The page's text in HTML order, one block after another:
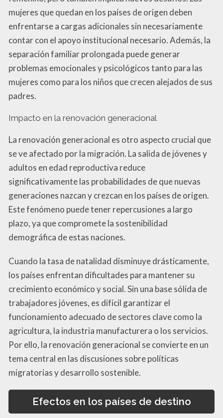
mujeres que quedan en los países de origen deben
enfrentarse a cargas adicionales sin necesariamente
contar con el apoyo institucional necesario. Además, la
separación familiar prolongada puede generar
problemas emocionales y psicológicos tanto para las
mujeres como para los niños que crecen alejados de sus
padres.
Impacto en la renovación generacional
La renovación generacional es otro aspecto crucial que
se ve afectado por la migración. La salida de jóvenes y
adultos en edad reproductiva reduce
significativamente las probabilidades de que nuevas
generaciones nazcan y crezcan en los países de origen.
Este fenómeno puede tener repercusiones a largo
plazo, ya que compromete la sostenibilidad
demográfica de estas naciones.
Cuando la tasa de natalidad disminuye drásticamente,
los países enfrentan dificultades para mantener su
crecimiento económico y social. Sin una base sólida de
trabajadores jóvenes, es difícil garantizar el
funcionamiento adecuado de sectores clave como la
agricultura, la industria manufacturera o los servicios.
Por ello, la renovación generacional se convierte en un
tema central en las discusiones sobre políticas
migratorias y desarrollo sostenible.
Efectos en los países de destino